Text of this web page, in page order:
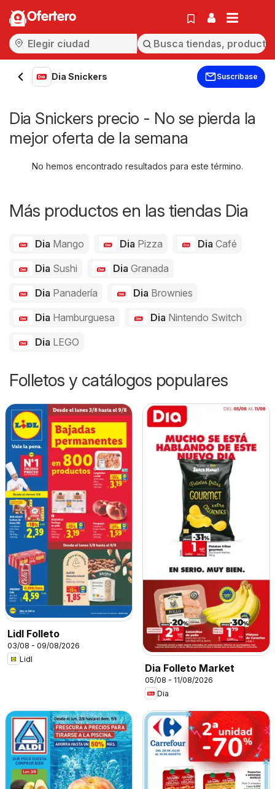
Ofertero
Dia Snickers Suscríbase
Dia Snickers precio - No se pierda la
mejor oferta de la semana
No hemos encontrado resultados para este término.
Más productos en las tiendas Dia
Dia Mango Dia Pizza DiaCafé
Dia Sushi Dia Granada
Dia Panadería Dia Brownies
Dia Hamburguesa Dia Nintendo Switch
Dia LEGO
Folletos y catálogos populares
Lidl Folleto
03/08 - 09/08/2026
Lidl
Dia Folleto Market
05/08 - 11/08/2026
Dia